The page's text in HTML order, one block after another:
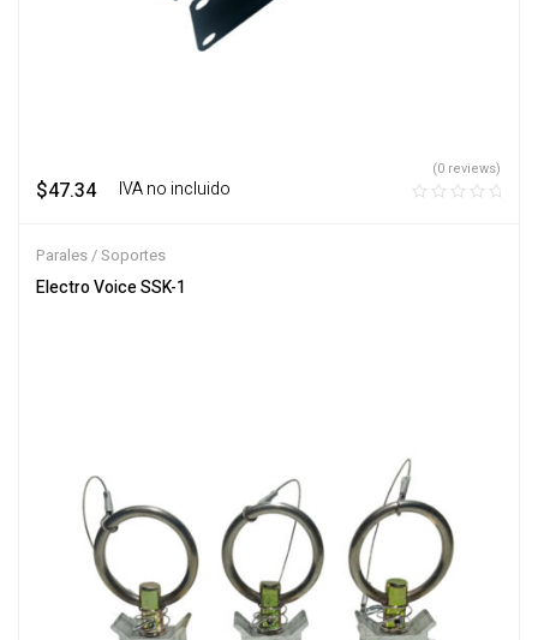
$47.34 ‎ ‎ ‎ IVA no incluido
(0 reviews)
Parales / Soportes
Electro Voice SSK-1